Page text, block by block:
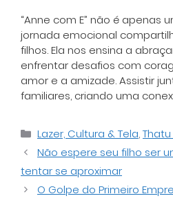
“Anne com E” não é apenas
jornada emocional
filhos. Ela nos ensina a
enfrentar desafios com
amor e a amizade. Assistir
familiares, criando uma
Categorias
Lazer, Cultura & Tela,
Não espere seu filho ser
tentar se aproximar
O Golpe do Primeiro